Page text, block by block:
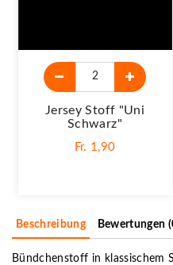
Jersey Stoff "Uni
Schwarz"
Fr. 1,90
Beschreibung Bewertungen
Bündchenstoff in klassischem